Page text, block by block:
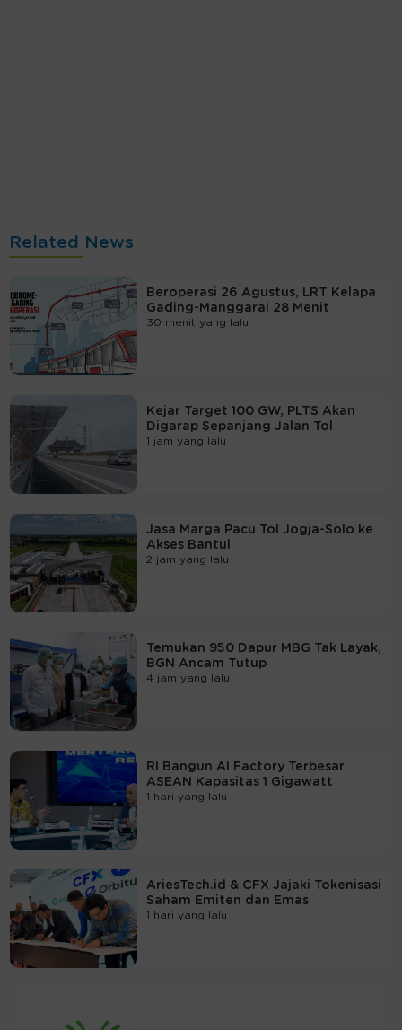
Related News
Beroperasi 26 Agustus, LRT Kelapa
Gading-Manggarai 28 Menit
30 menit yang lalu
Kejar Target 100 GW, PLTS Akan
Digarap Sepanjang Jalan Tol
1 jam yang lalu
Jasa Marga Pacu Tol Jogja-Solo ke
Akses Bantul
2 jam yang lalu
Temukan 950 Dapur MBG Tak Layak,
BGN Ancam Tutup
4 jam yang lalu
RI Bangun AI Factory Terbesar
ASEAN Kapasitas 1 Gigawatt
1 hari yang lalu
AriesTech.id & CFX Jajaki Tokenisasi
Saham Emiten dan Emas
1 hari yang lalu